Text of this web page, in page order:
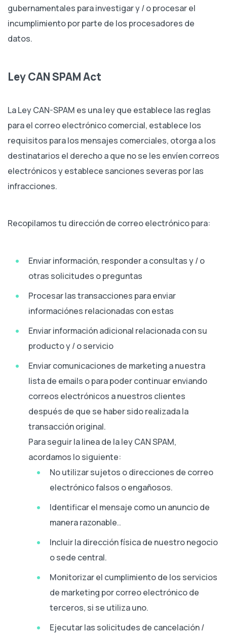
gubernamentales para investigar y / o procesar el
incumplimiento por parte de los procesadores de
datos.
Ley CAN SPAM Act
La Ley CAN-SPAM es una ley que establece las reglas
para el correo electrónico comercial, establece los
requisitos para los mensajes comerciales, otorga a los
destinatarios el derecho a que no se les envíen correos
electrónicos y establece sanciones severas por las
infracciones.
Recopilamos tu dirección de correo electrónico para:
Enviar información, responder a consultas y / o
otras solicitudes o preguntas
Procesar las transacciones para enviar
informaciónes relacionadas con estas
Enviar información adicional relacionada con su
producto y / o servicio
Enviar comunicaciones de marketing a nuestra
lista de emails o para poder continuar enviando
correos electrónicos a nuestros clientes
después de que se haber sido realizada la
transacción original.
Para seguir la linea de la ley CAN SPAM,
acordamos lo siguiente:
No utilizar sujetos o direcciones de correo
electrónico falsos o engañosos.
Identificar el mensaje como un anuncio de
manera razonable..
Incluir la dirección física de nuestro negocio
o sede central.
Monitorizar el cumplimiento de los servicios
de marketing por correo electrónico de
terceros, si se utiliza uno.
Ejecutar las solicitudes de cancelación /